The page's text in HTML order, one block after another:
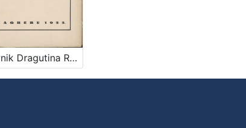
Dnevnik Dragutina Rakovca / priopćili E. Laszowski i V. Deželić st.